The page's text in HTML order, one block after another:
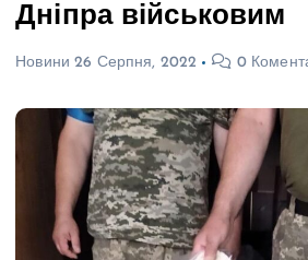
Дніпра військовим
Новини 26 Серпня, 2022 0